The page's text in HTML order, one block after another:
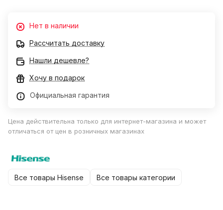
Нет в наличии
Рассчитать доставку
Нашли дешевле?
Хочу в подарок
Официальная гарантия
Цена действительна только для интернет-магазина и может
отличаться от цен в розничных магазинах
Все товары Hisense Все товары категории